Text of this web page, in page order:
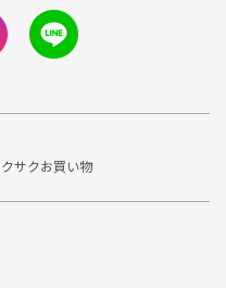
サクお買い物